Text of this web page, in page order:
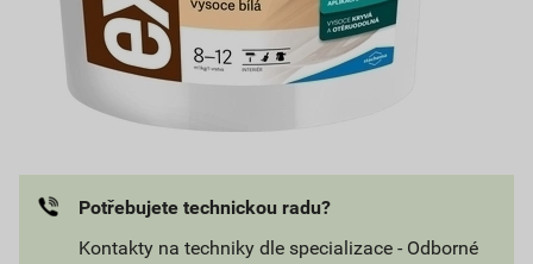
Potřebujete technickou radu?
Kontakty na techniky dle specializace - Odborné